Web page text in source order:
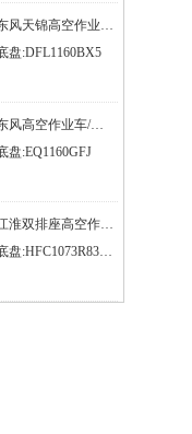
东风天锦高空作业车/高空作业车出租
盘:DFL1160BX5
东风高空作业车/高空作业车出租价格
盘:EQ1160GFJ
江淮双排座高空作业车
底盘:HFC1073R83K1C3